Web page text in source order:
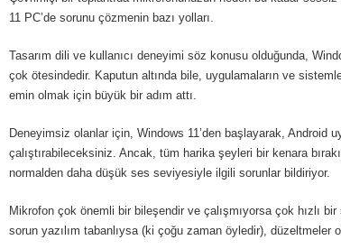
11 PC’de sorunu çözmenin bazı yolları.
Tasarım dili ve kullanıcı deneyimi söz konusu olduğunda,
çok ötesindedir. Kaputun altında bile, uygulamaların ve
emin olmak için büyük bir adım attı.
Deneyimsiz olanlar için, Windows 11’den başlayarak, Android
çalıştırabileceksiniz. Ancak, tüm harika şeyleri bir kenara
normalden daha düşük ses seviyesiyle ilgili sorunlar bildiriyor.
Mikrofon çok önemli bir bileşendir ve çalışmıyorsa çok hızlı bir
sorun yazılım tabanlıysa (ki çoğu zaman öyledir), düzeltmeler